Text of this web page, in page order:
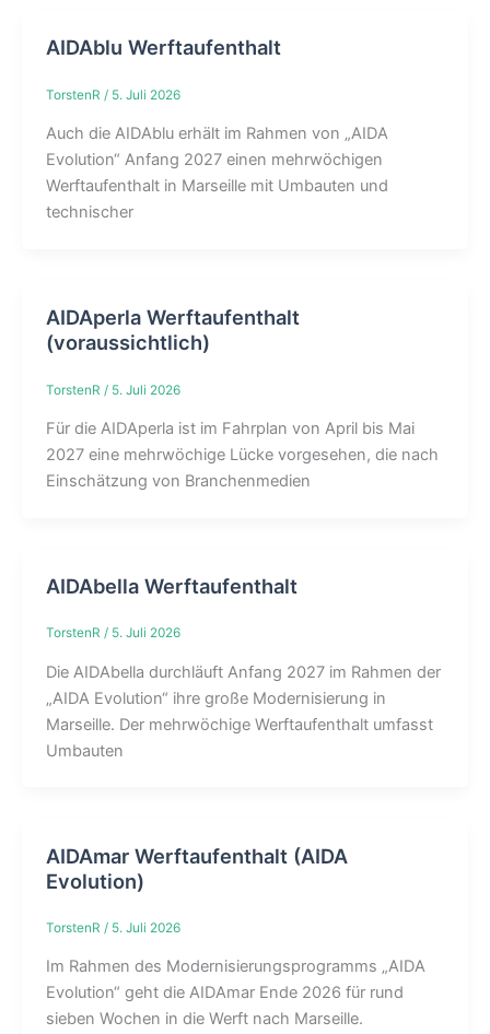
AIDAblu Werftaufenthalt
TorstenR / 5. Juli 2026
Auch die AIDAblu erhält im Rahmen von „AIDA
Evolution“ Anfang 2027 einen mehrwöchigen
Werftaufenthalt in Marseille mit Umbauten und
technischer
AIDAperla Werftaufenthalt
(voraussichtlich)
TorstenR / 5. Juli 2026
Für die AIDAperla ist im Fahrplan von April bis Mai
2027 eine mehrwöchige Lücke vorgesehen, die nach
Einschätzung von Branchenmedien
AIDAbella Werftaufenthalt
TorstenR / 5. Juli 2026
Die AIDAbella durchläuft Anfang 2027 im Rahmen der
„AIDA Evolution“ ihre große Modernisierung in
Marseille. Der mehrwöchige Werftaufenthalt umfasst
Umbauten
AIDAmar Werftaufenthalt (AIDA
Evolution)
TorstenR / 5. Juli 2026
Im Rahmen des Modernisierungsprogramms „AIDA
Evolution“ geht die AIDAmar Ende 2026 für rund
sieben Wochen in die Werft nach Marseille.